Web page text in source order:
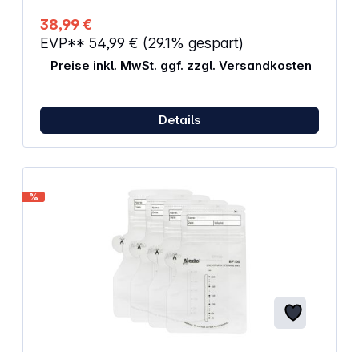
38,99 €
EVP** 54,99 € (29.1% gespart)
Preise inkl. MwSt. ggf. zzgl. Versandkosten
Details
%